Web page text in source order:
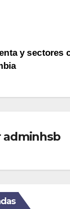
y sectores
adminhsb